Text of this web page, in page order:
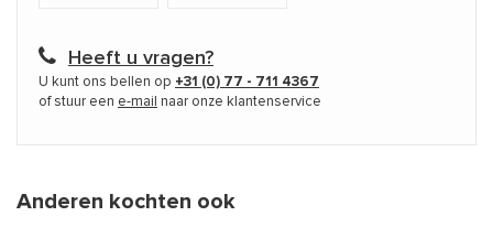
Heeft u vragen?
U kunt ons bellen op +31 (0) 77 - 711 4367
of stuur een e-mail naar onze klantenservice
Anderen kochten ook